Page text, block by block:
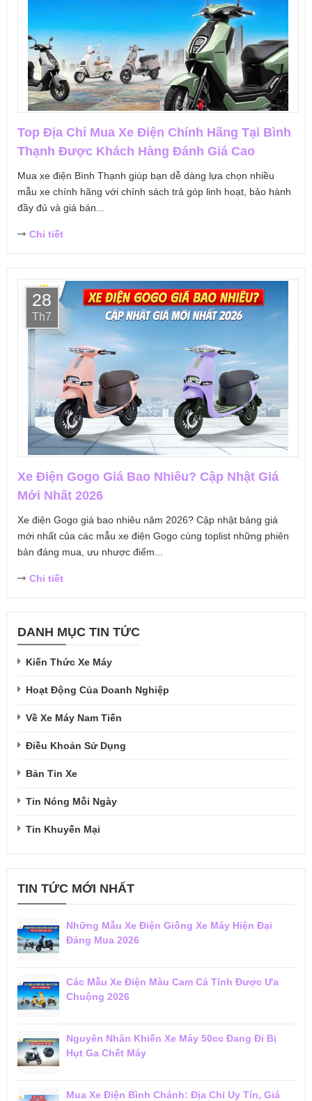
Top Địa Chỉ Mua Xe Điện Chính Hãng Tại Bình
Thạnh Được Khách Hàng Đánh Giá Cao
Mua xe điện Bình Thạnh giúp bạn dễ dàng lựa chọn nhiều
mẫu xe chính hãng với chính sách trả góp linh hoạt, bảo hành
đầy đủ và giá bán...
Chi tiết
28
Th7
Xe Điện Gogo Giá Bao Nhiêu? Cập Nhật Giá
Mới Nhất 2026
Xe điện Gogo giá bao nhiêu năm 2026? Cập nhật bảng giá
mới nhất của các mẫu xe điện Gogo cùng toplist những phiên
bản đáng mua, ưu nhược điểm...
Chi tiết
DANH MỤC TIN TỨC
Kiến Thức Xe Máy
Hoạt Động Của Doanh Nghiệp
Về Xe Máy Nam Tiến
Điều Khoản Sử Dụng
Bản Tin Xe
Tin Nóng Mỗi Ngày
Tin Khuyến Mại
TIN TỨC MỚI NHẤT
Những Mẫu Xe Điện Giống Xe Máy Hiện Đại
Đáng Mua 2026
Các Mẫu Xe Điện Màu Cam Cá Tính Được Ưa
Chuộng 2026
Nguyên Nhân Khiến Xe Máy 50cc Đang Đi Bị
Hụt Ga Chết Máy
Mua Xe Điện Bình Chánh: Địa Chỉ Uy Tín, Giá